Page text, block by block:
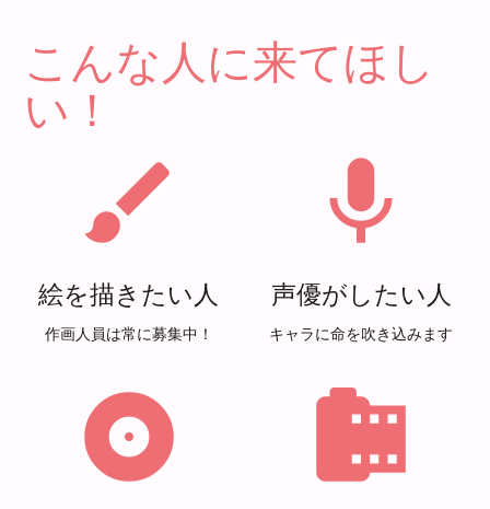
こんな人に来てほし
い！
brush
絵を描きたい人
作画人員は常に募集中！
mic
声優がしたい人
キャラに命を吹き込みます
album camera_roll